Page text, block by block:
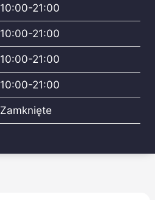
10:00-21:00
10:00-21:00
10:00-21:00
10:00-21:00
Zamknięte